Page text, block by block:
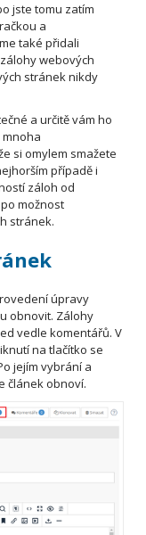
jste tomu zatím
a
také přidali
webových
stránek nikdy
a určitě vám ho
si omylem smažete
případě i
záloh od
možnost
stránek.
úpravy
obnovit. Zálohy
vedle komentářů. V
na tlačítko se
jejím vybrání a
článek obnoví.